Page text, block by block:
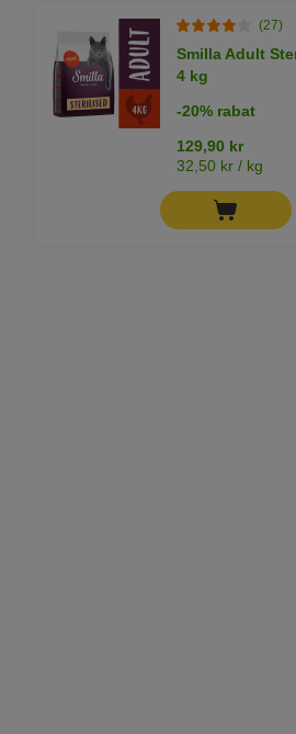
(27)
Smilla Adult
4 kg
-20% rabat
129,90 kr
32,50 kr / kg